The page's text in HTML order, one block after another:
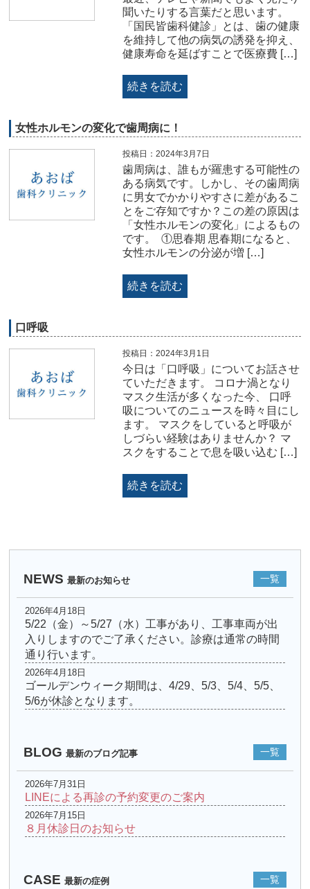
聞いたりする言葉だと思います。
「国民皆歯科健診」とは、歯の健康
を維持して他の病気の誘発を抑え、
健康寿命を延ばすことで医療費 […]
続きを読む
女性ホルモンの変化で歯周病に！
投稿日：2024年3月7日
歯周病は、誰もが羅患する可能性の
ある病気です。しかし、その歯周病
に男女でかかりやすさに差があるこ
とをご存知ですか？この差の原因は
「女性ホルモンの変化」によるもの
です。 ⁡ ①思春期 思春期になると、
女性ホルモンの分泌が増 […]
続きを読む
口呼吸
投稿日：2024年3月1日
今日は「口呼吸」についてお話させ
ていただきます。 コロナ渦となり
マスク生活が多くなった今、 口呼
吸についてのニュースを時々目にし
ます。 マスクをしていると呼吸が
しづらい経験はありませんか？ マ
スクをすることで息を吸い込む […]
続きを読む
NEWS 最新のお知らせ 一覧
2026年4月18日
5/22（金）～5/27（水）工事があり、工事車両が出
入りしますのでご了承ください。診療は通常の時間
通り行います。
2026年4月18日
ゴールデンウィーク期間は、4/29、5/3、5/4、5/5、
5/6が休診となります。
BLOG 最新のブログ記事 一覧
2026年7月31日
LINEによる再診の予約変更のご案内
2026年7月15日
８月休診日のお知らせ
CASE 最新の症例 一覧